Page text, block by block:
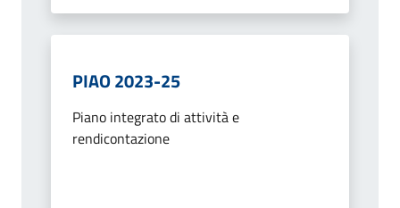
PIAO 2023-25
Piano integrato di attività e
rendicontazione